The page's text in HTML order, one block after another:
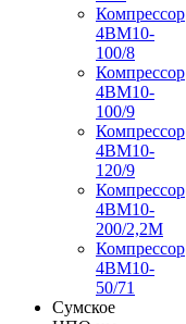
Компрессор
4ВМ10-
100/8
Компрессор
4ВМ10-
100/9
Компрессор
4ВМ10-
120/9
Компрессор
4ВМ10-
200/2,2М
Компрессор
4ВМ10-
50/71
Сумское